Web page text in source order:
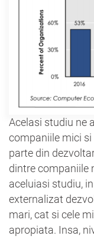
Acelasi studiu ne
companiile mici
parte din
dintre companiile
aceluiasi studiu,
externalizat
mari, cat si cele
apropiata. Insa,